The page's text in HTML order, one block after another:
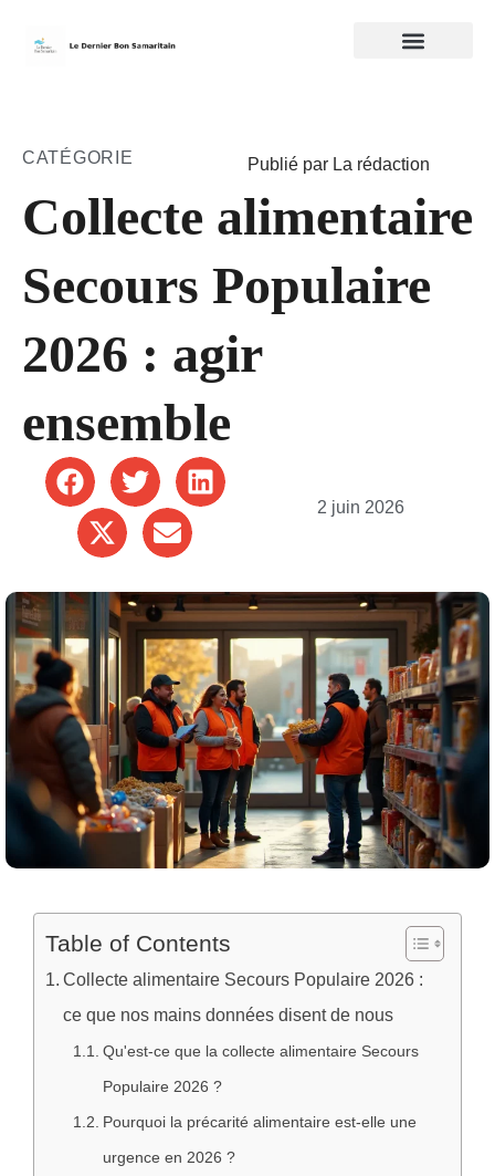
CATÉGORIE Publié par La rédaction
Collecte alimentaire
Secours Populaire
2026 : agir
ensemble
2 juin 2026
Table of Contents
Collecte alimentaire Secours Populaire 2026 :
ce que nos mains données disent de nous
Qu'est-ce que la collecte alimentaire Secours
Populaire 2026 ?
Pourquoi la précarité alimentaire est-elle une
urgence en 2026 ?